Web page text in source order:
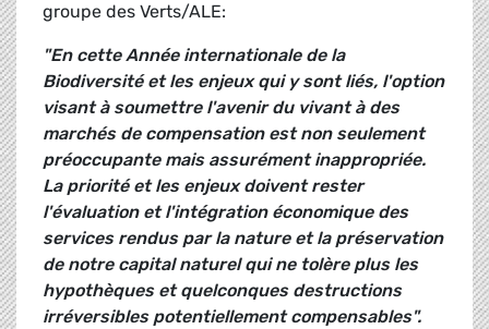
groupe des Verts/ALE:
"En cette Année internationale de la
Biodiversité et les enjeux qui y sont liés, l'option
visant à soumettre l'avenir du vivant à des
marchés de compensation est non seulement
préoccupante mais assurément inappropriée.
La priorité et les enjeux doivent rester
l'évaluation et l'intégration économique des
services rendus par la nature et la préservation
de notre capital naturel qui ne tolère plus les
hypothèques et quelconques destructions
irréversibles potentiellement compensables".